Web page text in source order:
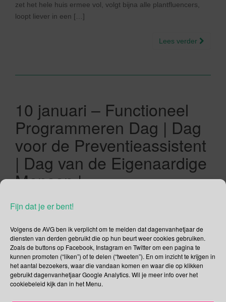
Fijn dat je er bent!
Volgens de AVG ben ik verplicht om te melden dat dagenvanhetjaar de
diensten van derden gebruikt die op hun beurt weer cookies gebruiken.
Zoals de buttons op Facebook, Instagram en Twitter om een pagina te
kunnen promoten (“liken”) of te delen (“tweeten”). En om inzicht te krijgen in
het aantal bezoekers, waar die vandaan komen en waar die op klikken
gebruikt dagenvanhetjaar Google Analytics. Wil je meer info over het
cookiebeleid kijk dan in het Menu.
zet het hele huis ermee vol, volgt bijna alle plantfluencers,
loopt liever in een […]
Lees verder
10 januari – Functioneel
Programmeren Dag | Dag
voor de Preventieassistent
| Dag van de Eigenaardige
Mensen |
Kamerplantwaarderingsda
g
10/01/2020 Gina Makken Januari
Nationale Functioneel Programmeren Dag Vandaag gaat de
28e editie Nationaal Functioneel Programmeren Dag (NL-FP
Day) van start. De organisator van de Functioneel